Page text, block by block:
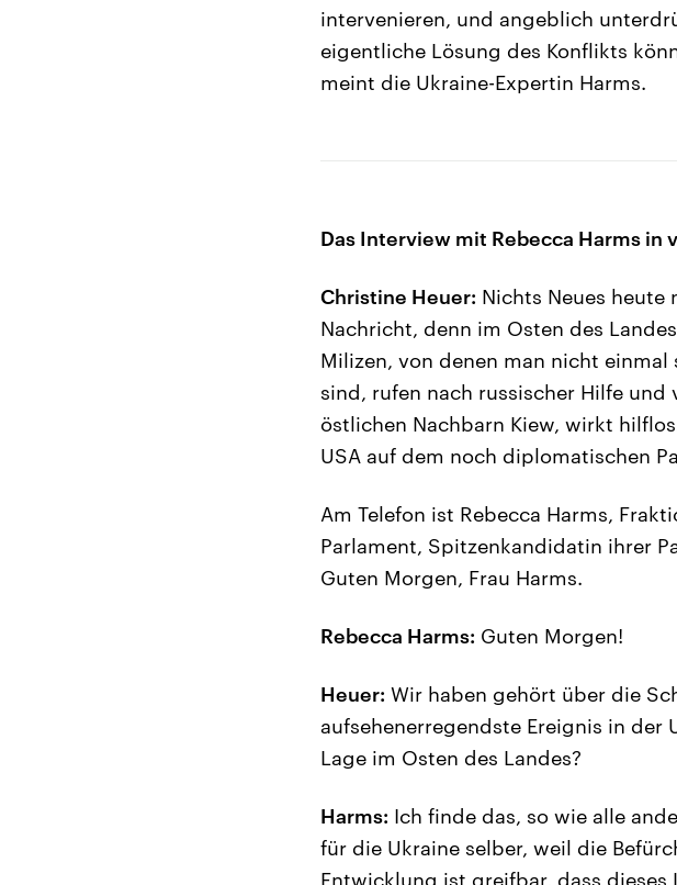
intervenieren, und angeblich
eigentliche Lösung des Konflikts
meint die Ukraine-Expertin Harms.
Das Interview mit Rebecca Harms in
Christine Heuer: Nichts Neues heute
Nachricht, denn im Osten des
Milizen, von denen man nicht
sind, rufen nach russischer Hilfe und
östlichen Nachbarn Kiew, wirkt
USA auf dem noch diplomatischen
Am Telefon ist Rebecca Harms,
Parlament, Spitzenkandidatin ihrer
Guten Morgen, Frau Harms.
Rebecca Harms: Guten Morgen!
Heuer: Wir haben gehört über die
aufsehenerregendste Ereignis in der
Lage im Osten des Landes?
Harms: Ich finde das, so wie alle
für die Ukraine selber, weil die
Entwicklung ist greifbar, dass